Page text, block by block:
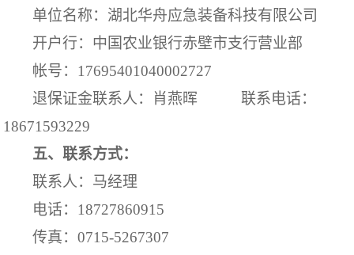
单位名称：湖北华舟应急装备科技有限公司
开户行：中国农业银行赤壁市支行营业部
帐号： 17695401040002727
退保证金联系人：
肖燕晖
联系电话：
18671593229
五、联系方式：
联系人：马经理
电话： 18727860915
传真：0715-5267307